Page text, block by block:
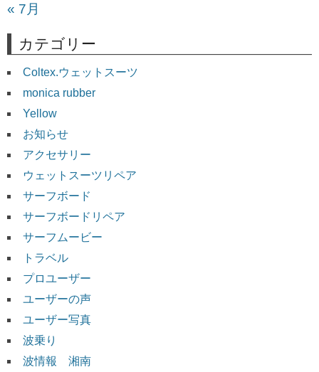
« 7月
カテゴリー
Coltex.ウェットスーツ
monica rubber
Yellow
お知らせ
アクセサリー
ウェットスーツリペア
サーフボード
サーフボードリペア
サーフムービー
トラベル
プロユーザー
ユーザーの声
ユーザー写真
波乗り
波情報 湘南